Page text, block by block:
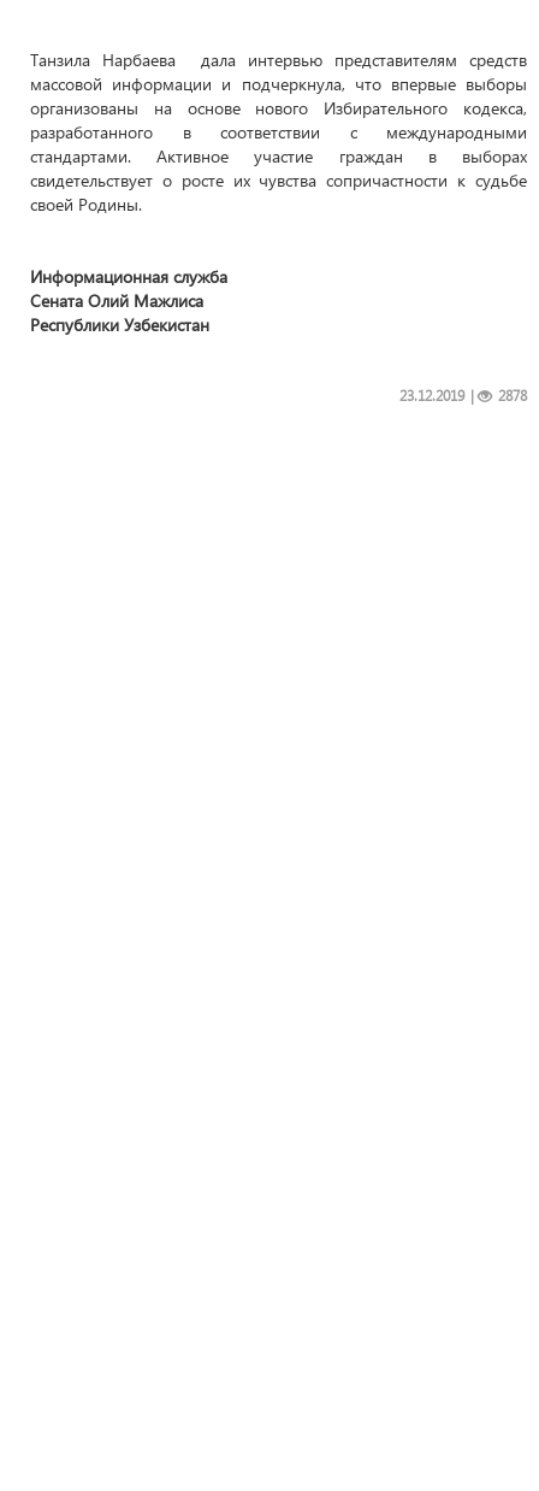
Танзила Нарбаева дала интервью представителям средств
массовой информации и подчеркнула, что впервые выборы
организованы на основе нового Избирательного кодекса,
разработанного в соответствии с международными
стандартами. Активное участие граждан в выборах
свидетельствует о росте их чувства сопричастности к судьбе
своей Родины.
Информационная служба
Сената Олий Мажлиса
Республики Узбекистан
| 2878
23.12.2019